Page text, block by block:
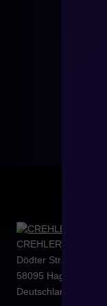
CREHLER
Dödter Straße 10b
58095 Hagen
Deutschland